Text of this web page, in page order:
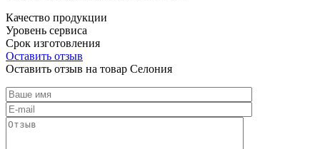
Качество продукции
Уровень сервиса
Срок изготовления
Оставить отзыв
Оставить отзыв на товар Селония